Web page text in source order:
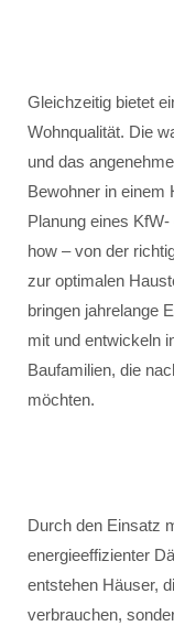
Gleichzeitig bietet
Wohnqualität. Die
und das
Bewohner in einem
Planung eines
how – von der
zur optimalen
bringen jahrelange
mit und entwickeln
Baufamilien, die
möchten.
Durch den Einsatz
energieeffizienter
entstehen Häuser,
verbrauchen,